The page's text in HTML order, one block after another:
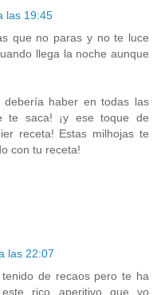
las 19:45
que no paras y no te luce
llega la noche aunque
haber en todas las
te saca! ¡y ese toque de
receta! Estas milhojas te
con tu receta!
las 22:07
de recaos pero te ha
rico aperitivo que yo